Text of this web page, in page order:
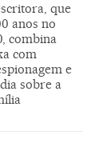
que
anos no
combina
com
e
sobre a